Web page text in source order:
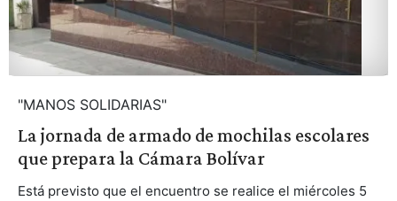
"MANOS SOLIDARIAS"
La jornada de armado de mochilas escolares
que prepara la Cámara Bolívar
Está previsto que el encuentro se realice el miércoles 5